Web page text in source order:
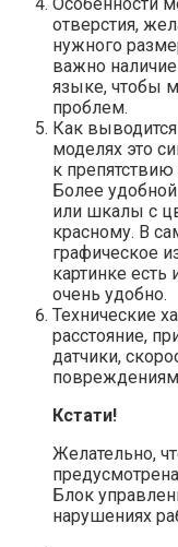
отверстия,
нужного
важно
языке, чтобы
проблем.
Как
моделях это
к препятствию
Более
или шкалы с
красному. В
графическое
картинке
очень удобно.
Технические
расстояние,
датчики,
Кстати!
Желательно,
Блок
нарушениях